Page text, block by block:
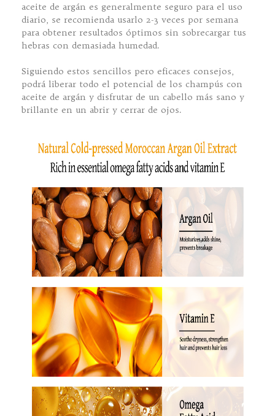
aceite de argán es generalmente seguro para el uso
diario, se recomienda usarlo 2-3 veces por semana
para obtener resultados óptimos sin sobrecargar tus
hebras con demasiada humedad.
Siguiendo estos sencillos pero eficaces consejos,
podrá liberar todo el potencial de los champús con
aceite de argán y disfrutar de un cabello más sano y
brillante en un abrir y cerrar de ojos.